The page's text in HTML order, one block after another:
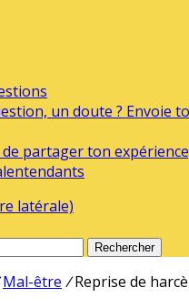
un doute ? Envoie
partager ton
latérale)
Rechercher
Mal-être / Reprise de